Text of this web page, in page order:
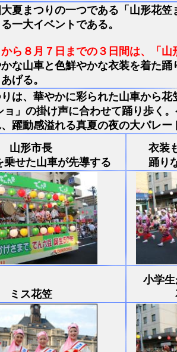
夏まつりの一つである「山形花
一大イベントである。
ら８月７日までの３日間は、「
な山車と色鮮やかな衣装を着た
げる。
は、華やかに彩られた山車から
ョ」の掛け声に合わせて踊り歩く
躍動感溢れる真夏の夜の大パレー
山形市長
乗せた山車が先導する
衣装
踊り
ミス花笠
小学